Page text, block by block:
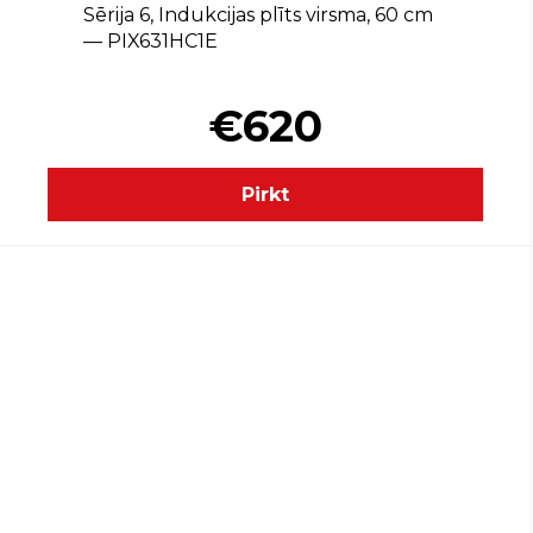
Sērija 6, Indukcijas plīts virsma, 60 cm
— PIX631HC1E
€620
Pirkt